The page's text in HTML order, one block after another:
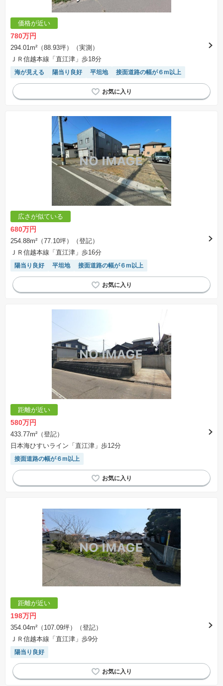
手付金など）は名目のいかんに関わらず、全て返却されます。
※課税対象物件の「価格」や「費用等」は消費税込みの「総額表示」で統一しています。
※「本体価格」とは、課税対象物件においては「消費税を除いた建物価格」と「土地価格」の
合計額を指します。
表示されておりません。
※取引にかかる費用：物件の契約手続き、決済、引き渡し時にかかる費用を表示しています。
不動産会社によって表記有無が異なるため、ご自身で十分な確認をしていただくようにお願い
いたします。
場合があります。
価格が近い
780万円
294.01m²（88.93坪）（実測）
ＪＲ信越本線「直江津」歩18分
海が見える 陽当り良好 平坦地 接面道路の幅が６m以上
広さが似ている
680万円
254.88m²（77.10坪）（登記）
ＪＲ信越本線「直江津」歩16分
陽当り良好 平坦地 接面道路の幅が６m以上
距離が近い
580万円
433.77m²（登記）
日本海ひすいライン「直江津」歩12分
接面道路の幅が６m以上
距離が近い
198万円
354.04m²（107.09坪）（登記）
ＪＲ信越本線「直江津」歩9分
陽当り良好